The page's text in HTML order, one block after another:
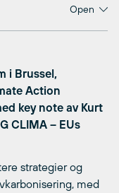
Open
i Brussel,
Action
key note av Kurt
CLIMA – EUs
strategier og
med